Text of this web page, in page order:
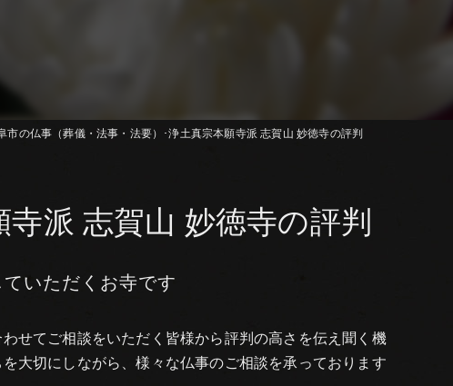
市の仏事（葬儀・法事・法要）･浄土真宗本願寺派 志賀山 妙徳寺の評判
いただくお寺です
派 志賀山 妙徳寺の評判
せてご相談をいただく皆様から評判の高さを伝え聞く機
大切にしながら、様々な仏事のご相談を承っております